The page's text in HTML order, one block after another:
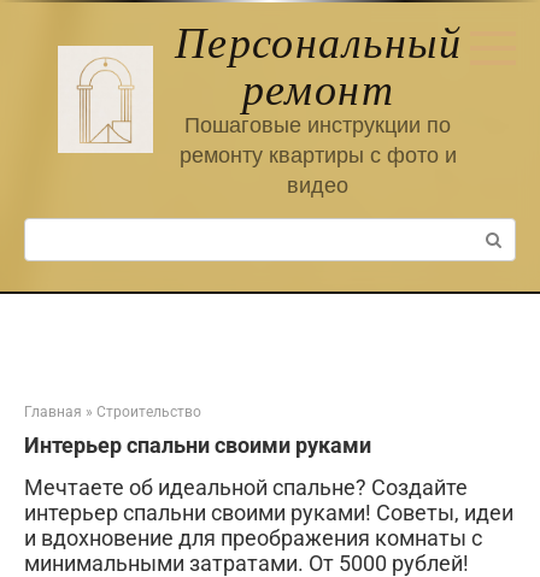
Персональный
ремонт
Пошаговые инструкции по
ремонту квартиры с фото и
видео
Поиск:
Главная » Строительство
Интерьер спальни своими руками
Мечтаете об идеальной спальне? Создайте
интерьер спальни своими руками! Советы, идеи
и вдохновение для преображения комнаты с
минимальными затратами. От 5000 рублей!